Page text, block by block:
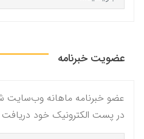
عضویت خبرنامه
عضو خبرنامه ماهانه وب‌سایت
در پست الکترونیک خود دریافت